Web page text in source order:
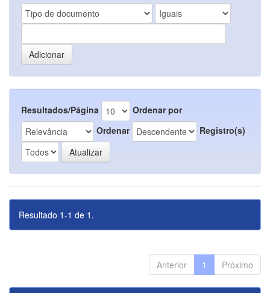
Resultados/Página
Ordenar por
Ordenar
Registro(s)
Resultado 1-1 de 1.
Anterior 1 Próximo